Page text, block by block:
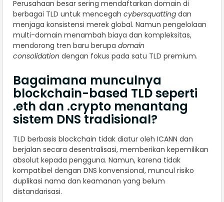
Perusahaan besar sering mendaftarkan domain di
berbagai TLD untuk mencegah cybersquatting dan
menjaga konsistensi merek global. Namun pengelolaan
multi-domain menambah biaya dan kompleksitas,
mendorong tren baru berupa domain
consolidation dengan fokus pada satu TLD premium.
Bagaimana munculnya
blockchain-based TLD seperti
.eth dan .crypto menantang
sistem DNS tradisional?
TLD berbasis blockchain tidak diatur oleh ICANN dan
berjalan secara desentralisasi, memberikan kepemilikan
absolut kepada pengguna. Namun, karena tidak
kompatibel dengan DNS konvensional, muncul risiko
duplikasi nama dan keamanan yang belum
distandarisasi.